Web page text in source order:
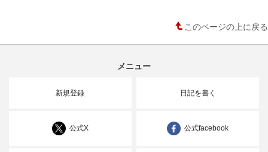
このページの上に戻る
メニュー
新規登録 日記を書く
公式X 公式facebook